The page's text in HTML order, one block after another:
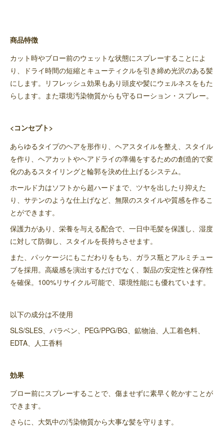
商品特徴
カット時やブロー前のウェットな状態にスプレーすることによ
り、ドライ時間の短縮とキューティクルを引き締め光沢のある髪
にします。リフレッシュ効果もあり頭皮や髪にウェルネスをもた
らします。また環境汚染物質からも守るローション・スプレー。
<コンセプト>
あらゆるタイプのヘアを形作り、ヘアスタイルを整え、スタイル
を作り、ヘアカットやヘアドライの準備をするための創造的で変
化のあるスタイリングと輪郭を決め仕上げるシステム。
ホールド力はソフトから超ハードまで、ツヤを出したり抑えた
り、サテンのような仕上げなど、無限のスタイルや質感を作るこ
とができます。
保護力があり、栄養を与える配合で、一日中毛髪を保護し、湿度
に対して防御し、スタイルを長持ちさせます。
また、パッケージにもこだわりをもち、ガラス瓶とアルミチュー
ブを採用。高級感を演出するだけでなく、製品の安定性と保存性
を確保。100%リサイクル可能で、環境性能にも優れています。
以下の成分は不使用
SLS/SLES、パラベン、PEG/PPG/BG、鉱物油、人工着色料、
EDTA、人工香料
効果
ブロー前にスプレーすることで、傷ませずに素早く乾かすことが
できます。
さらに、大気中の汚染物質から大事な髪を守ります。